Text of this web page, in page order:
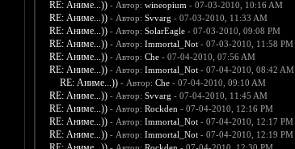
RE: Аниме...)) - Автор: wineopium - 07-03-2010, 10:16 AM
RE: Аниме...)) - Автор: Svvarg - 07-03-2010, 11:33 AM
RE: Аниме...)) - Автор: SolarEagle- 07-03-2010, 09:08 PM
RE: Аниме...)) - Автор: Immortal_Not- 07-03-2010, 11:58 PM
RE: Аниме...)) - Автор: Che- 07-04-2010, 07:56 AM
RE: Аниме...)) - Автор: Immortal_Not- 07-04-2010, 08:42 AM
RE: Аниме...)) - Автор: Che- 07-04-2010, 09:10 AM
RE: Аниме...)) - Автор: Svvarg - 07-04-2010, 11:45 AM
RE: Аниме...)) - Автор: Rockden - 07-04-2010, 12:16 PM
RE: Аниме...)) - Автор: Immortal_Not- 07-04-2010, 12:17 PM
RE: Аниме...)) - Автор: Immortal_Not- 07-04-2010, 12:19 PM